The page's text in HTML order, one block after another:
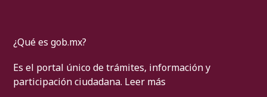
¿Qué es gob.mx?
Es el portal único de trámites, información y
participación ciudadana. Leer más